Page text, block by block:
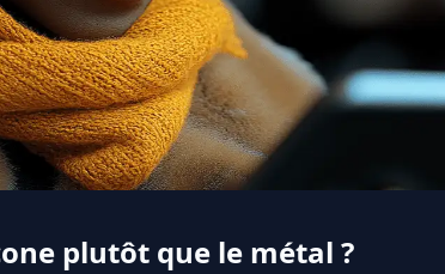
plutôt que le métal ?